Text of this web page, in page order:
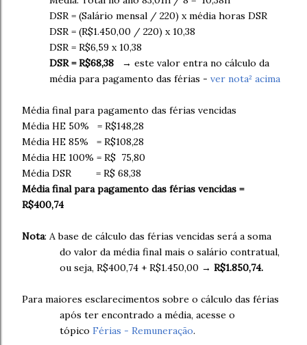
DSR = (Salário mensal / 220) x média horas DSR
DSR = (R$1.450,00 / 220) x 10,38
DSR = R$6,59 x 10,38
DSR = R$68,38 → este valor entra no cálculo da
média para pagamento das férias - ver nota² acima
Média final para pagamento das férias vencidas
Média HE 50% = R$148,28
Média HE 85% = R$108,28
Média HE 100% = R$ 75,80
Média DSR = R$ 68,38
Média final para pagamento das férias vencidas =
R$400,74
Nota: A base de cálculo das férias vencidas será a soma
do valor da média final mais o salário contratual,
ou seja, R$400,74 + R$1.450,00 → R$1.850,74.
Para maiores esclarecimentos sobre o cálculo das férias
após ter encontrado a média, acesse o
tópico Férias - Remuneração.